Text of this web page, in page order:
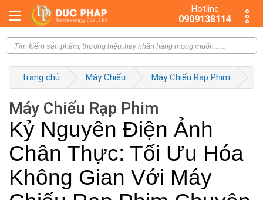
Hotline
0909138114
Trang chủ Máy Chiếu Máy Chiếu Rạp Phim
Máy Chiếu Rạp Phim
Kỷ Nguyên Điện Ảnh
Chân Thực: Tối Ưu Hóa
Không Gian Với Máy